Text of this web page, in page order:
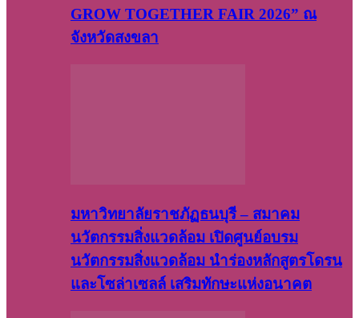
GROW TOGETHER FAIR 2026” ณ
จังหวัดสงขลา
มหาวิทยาลัยราชภัฏธนบุรี – สมาคม
นวัตกรรมสิ่งแวดล้อม เปิดศูนย์อบรม
นวัตกรรมสิ่งแวดล้อม นำร่องหลักสูตรโดรน
และโซล่าเซลล์ เสริมทักษะแห่งอนาคต